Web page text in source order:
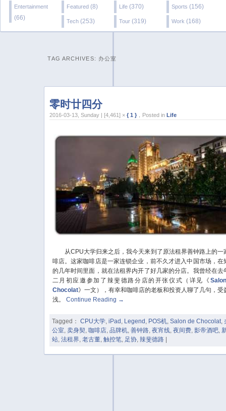
Entertainment
(66)
Featured (8) Life (370) Sports (156)
Tech (253) Tour (319) Work (168)
TAG ARCHIVES: 办公室
零时廿四分
2016-03-13, Sunday | [4,461] ×{ 1 } ，Posted inLife
从CPU大学归来之后，我今天来到了原法租界善钟路上的一
啡店。这家咖啡店是一家连锁企业，前不久才进入中国市场，在
的几年时间里面，就在法租界内开了好几家的分店。我曾经在去
二月初应邀参加了辣斐德路分店的开张仪式（详见《
Chocolat》一文），有幸和咖啡店的老板和投资人聊了几句，受
浅。
Continue Reading →
Tagged： CPU大学,iPad , Legend , POS机,Salon de Chocolat,
公室,卖身契,咖啡店,品牌机,善钟路,夜宵线,夜间费,影帝酒吧,
站,法租界,老古董,触控笔, 足协,辣斐德路